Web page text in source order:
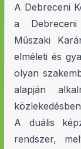
A Debreceni
a Debreceni
Műszaki
elméleti és
olyan
alapján
A duális
rendszer,